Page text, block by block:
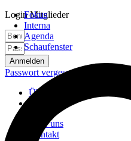
Fokus
Interna
Agenda
Schaufenster
Login Mitglieder
Anmelden
Passwort vergessen?
Über uns
Über uns
Kontakt